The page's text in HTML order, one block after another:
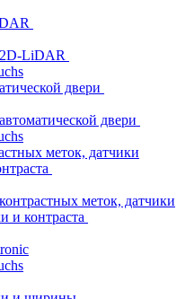
LiDAR
двери
двери
меток, датчики
меток, датчики
и контраста